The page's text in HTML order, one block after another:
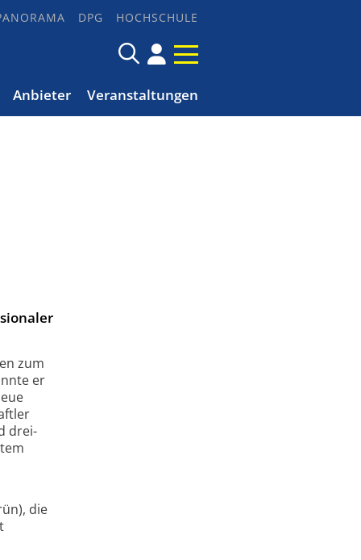
DPG HOCHSCHULE
Anbieter Veranstaltungen
zum
er
drei­
die